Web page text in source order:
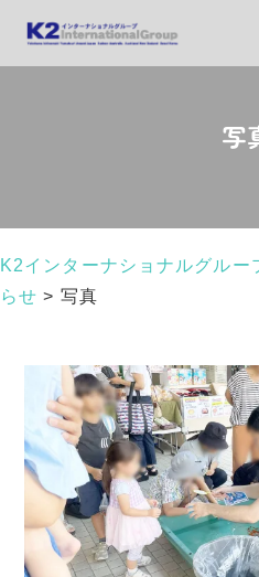
写
K2インターナショナルグルー
らせ > 写真